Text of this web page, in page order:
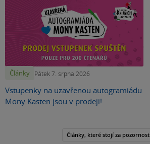
Články Pátek 7. srpna 2026
Vstupenky na uzavřenou autogramiádu
Mony Kasten jsou v prodeji!
Články, které stojí za pozornost